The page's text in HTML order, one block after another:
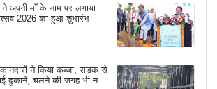
ने अपनी माँ के नाम पर लगाया
2026 का हुआ शुभारंभ
ने किया कब्जा, सड़क से
दुकानें, चलने की जगह भी नहीं